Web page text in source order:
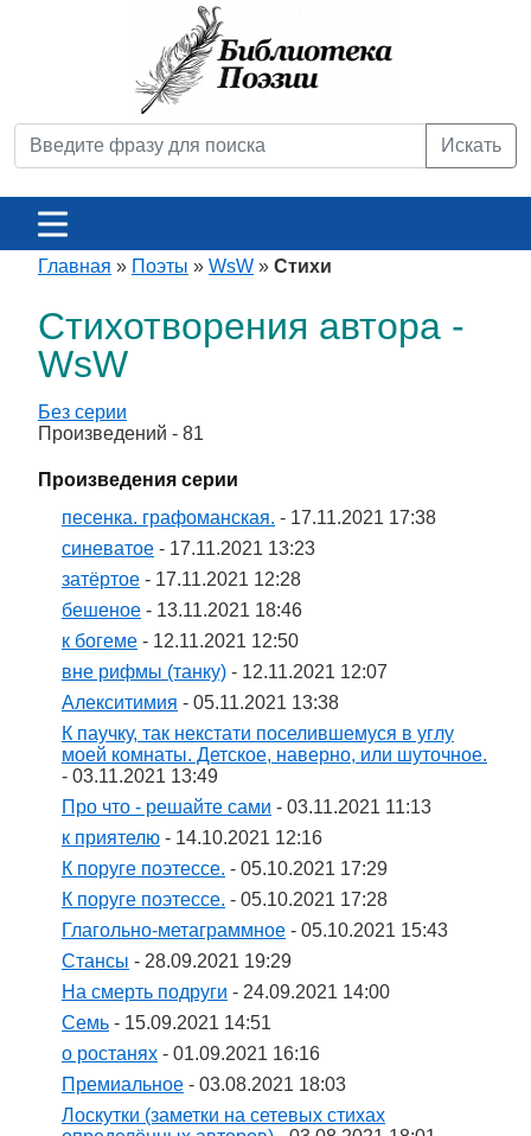
Искать
Главная » Поэты » WsW » Стихи
Стихотворения автора -
WsW
Без серии
Произведений - 81
Произведения серии
песенка. графоманская. - 17.11.2021 17:38
синеватое - 17.11.2021 13:23
затёртое - 17.11.2021 12:28
бешеное - 13.11.2021 18:46
к богеме - 12.11.2021 12:50
вне рифмы (танку) - 12.11.2021 12:07
Алекситимия - 05.11.2021 13:38
К паучку, так некстати поселившемуся в углу
моей комнаты. Детское, наверно, или шуточное.
- 03.11.2021 13:49
Про что - решайте сами - 03.11.2021 11:13
к приятелю - 14.10.2021 12:16
К поруге поэтессе. - 05.10.2021 17:29
К поруге поэтессе. - 05.10.2021 17:28
Глагольно-метаграммное - 05.10.2021 15:43
Стансы - 28.09.2021 19:29
На смерть подруги - 24.09.2021 14:00
Семь - 15.09.2021 14:51
о ростанях - 01.09.2021 16:16
Премиальное - 03.08.2021 18:03
Лоскутки (заметки на сетевых стихах